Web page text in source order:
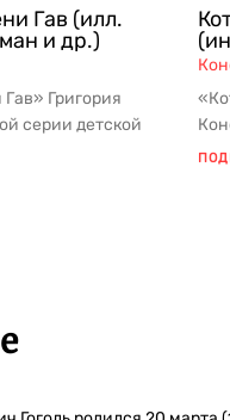
Гав (илл.
и др.)
Григория
серии детской
программы и с...